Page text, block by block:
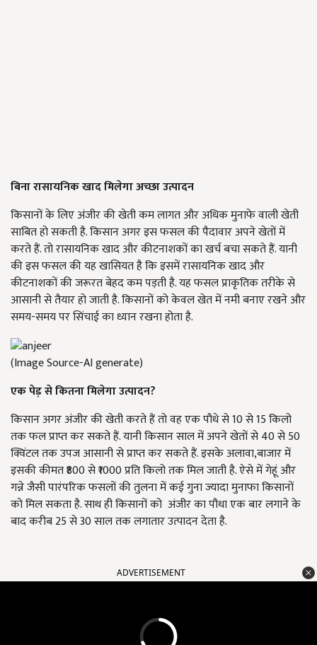
बिना रासायनिक खाद मिलेगा अच्छा उत्पादन
किसानों के लिए अंजीर की खेती कम लागत और अधिक मुनाफे वाली खेती
साबित हो सकती है. किसान अगर इस फसल की पैदावार अपने खेतों में
करते हैं. तो रासायनिक खाद और कीटनाशकों का खर्च बचा सकते हैं. यानी
की इस फसल की यह खासियत है कि इसमें रासायनिक खाद और
कीटनाशकों की जरूरत बेहद कम पड़ती है. यह फसल प्राकृतिक तरीके से
आसानी से तैयार हो जाती है. किसानों को केवल खेत में नमी बनाए रखने और
समय-समय पर सिंचाई का ध्यान रखना होता है.
(Image Source-AI generate)
एक पेड़ से कितना मिलेगा उत्पादन?
किसान अगर अंजीर की खेती करते हैं तो वह एक पौधे से 10 से 15 किलो
तक फल प्राप्त कर सकते हैं. यानी किसान साल में अपने खेतों से 40 से 50
क्विंटल तक उपज आसानी से प्राप्त कर सकते हैं. इसके अलावा,बाजार में
इसकी कीमत ₹800 से ₹1000 प्रति किलो तक मिल जाती है. ऐसे में गेहूं और
गन्ने जैसी पारंपरिक फसलों की तुलना में कई गुना ज्यादा मुनाफा किसानों
को मिल सकता है. साथ ही किसानों को अंजीर का पौधा एक बार लगाने के
बाद करीब 25 से 30 साल तक लगातार उत्पादन देता है.
ADVERTISEMENT